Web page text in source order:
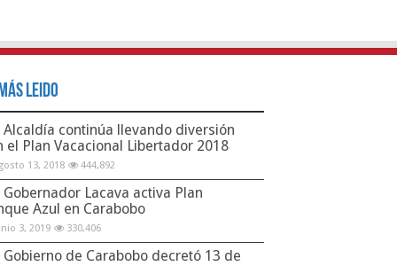
Leido
Alcaldía continúa llevando diversión
el Plan Vacacional Libertador 2018
13, 2018 444,892
Gobernador Lacava activa Plan
Azul en Carabobo
3, 2019 330,406
Gobierno de Carabobo decretó 13 de